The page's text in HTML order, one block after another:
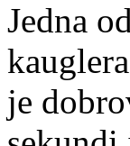
Jedna
je